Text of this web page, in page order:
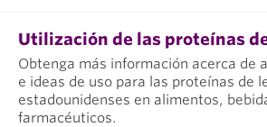
Utilización de las proteínas
Obtenga más información acerca de
e ideas de uso para las proteínas de
estadounidenses en alimentos,
farmacéuticos.